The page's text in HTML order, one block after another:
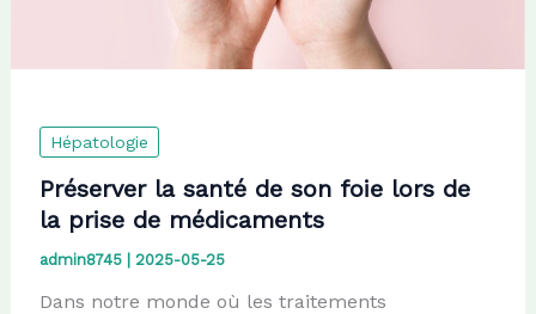
Hépatologie
Préserver la santé de son foie lors de
la prise de médicaments
admin8745 2025-05-25
Dans notre monde où les traitements